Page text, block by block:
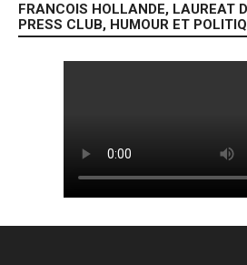
FRANCOIS HOLLANDE, LAUREAT
PRESS CLUB, HUMOUR ET